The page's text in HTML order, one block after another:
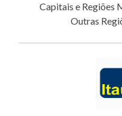
Capitais e Regiões
Outras